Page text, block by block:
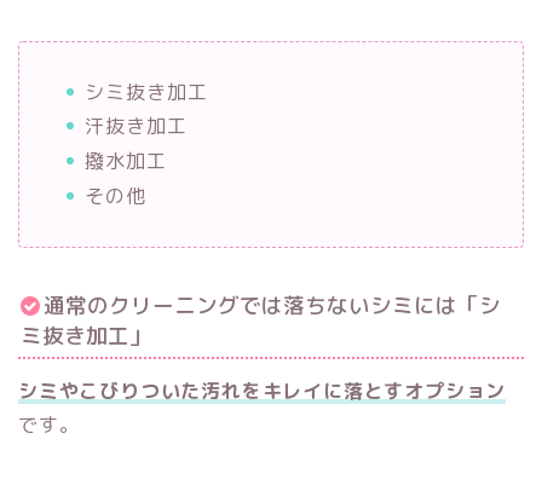
シミ抜き加工
汗抜き加工
撥水加工
その他
通常のクリーニングでは落ちないシミには「シ
ミ抜き加工」
シミやこびりついた汚れをキレイに落とすオプション
です。